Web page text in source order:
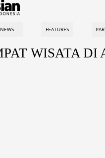
NEWS FEATURES
WISATA DI